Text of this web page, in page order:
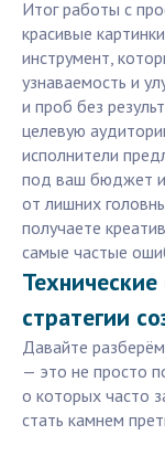
Итог работы с
красивые
инструмент,
узнаваемость и
и проб без
целевую
исполнители
под ваш бюджет и
от лишних
получаете
самые частые
стратегии
Давайте
— это не просто
о которых часто
стать камнем